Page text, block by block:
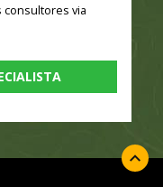
consultores via